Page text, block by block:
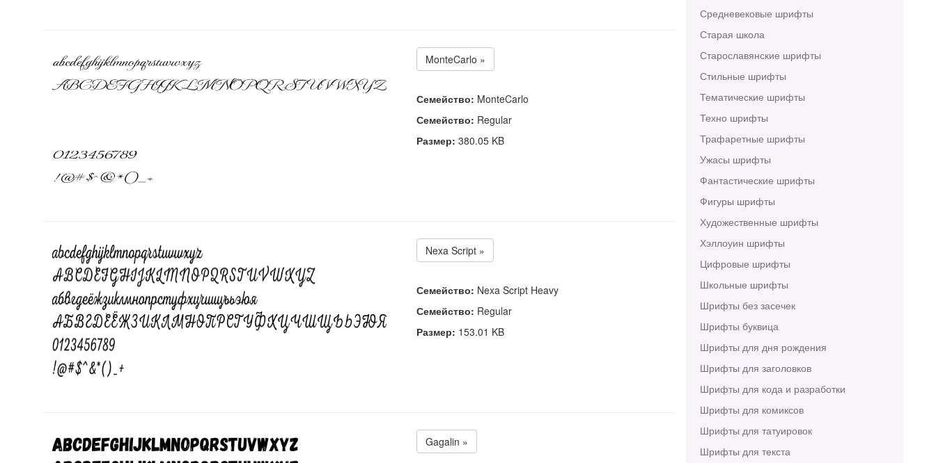
Средневековые шрифты
Старая школа
Старославянские шрифты
Стильные шрифты
Тематические шрифты
Техно шрифты
Трафаретные шрифты
Ужасы шрифты
Фантастические шрифты
Фигуры шрифты
Художественные шрифты
Хэллоуин шрифты
Цифровые шрифты
Школьные шрифты
Шрифты без засечек
Шрифты буквица
Шрифты для дня рождения
Шрифты для заголовков
Шрифты для кода и разработки
Шрифты для комиксов
Шрифты для татуировок
Шрифты для текста
MonteCarlo »
Семейство: MonteCarlo
Семейство: Regular
Размер: 380.05 KB
Nexa Script »
Семейство: Nexa Script Heavy
Семейство: Regular
Размер: 153.01 KB
Gagalin »